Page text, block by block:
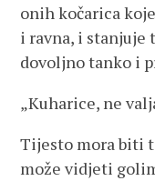
onih kočarica
i ravna, i
dovoljno tanko i
„Kuharice, ne
Tijesto mora biti
može vidjeti